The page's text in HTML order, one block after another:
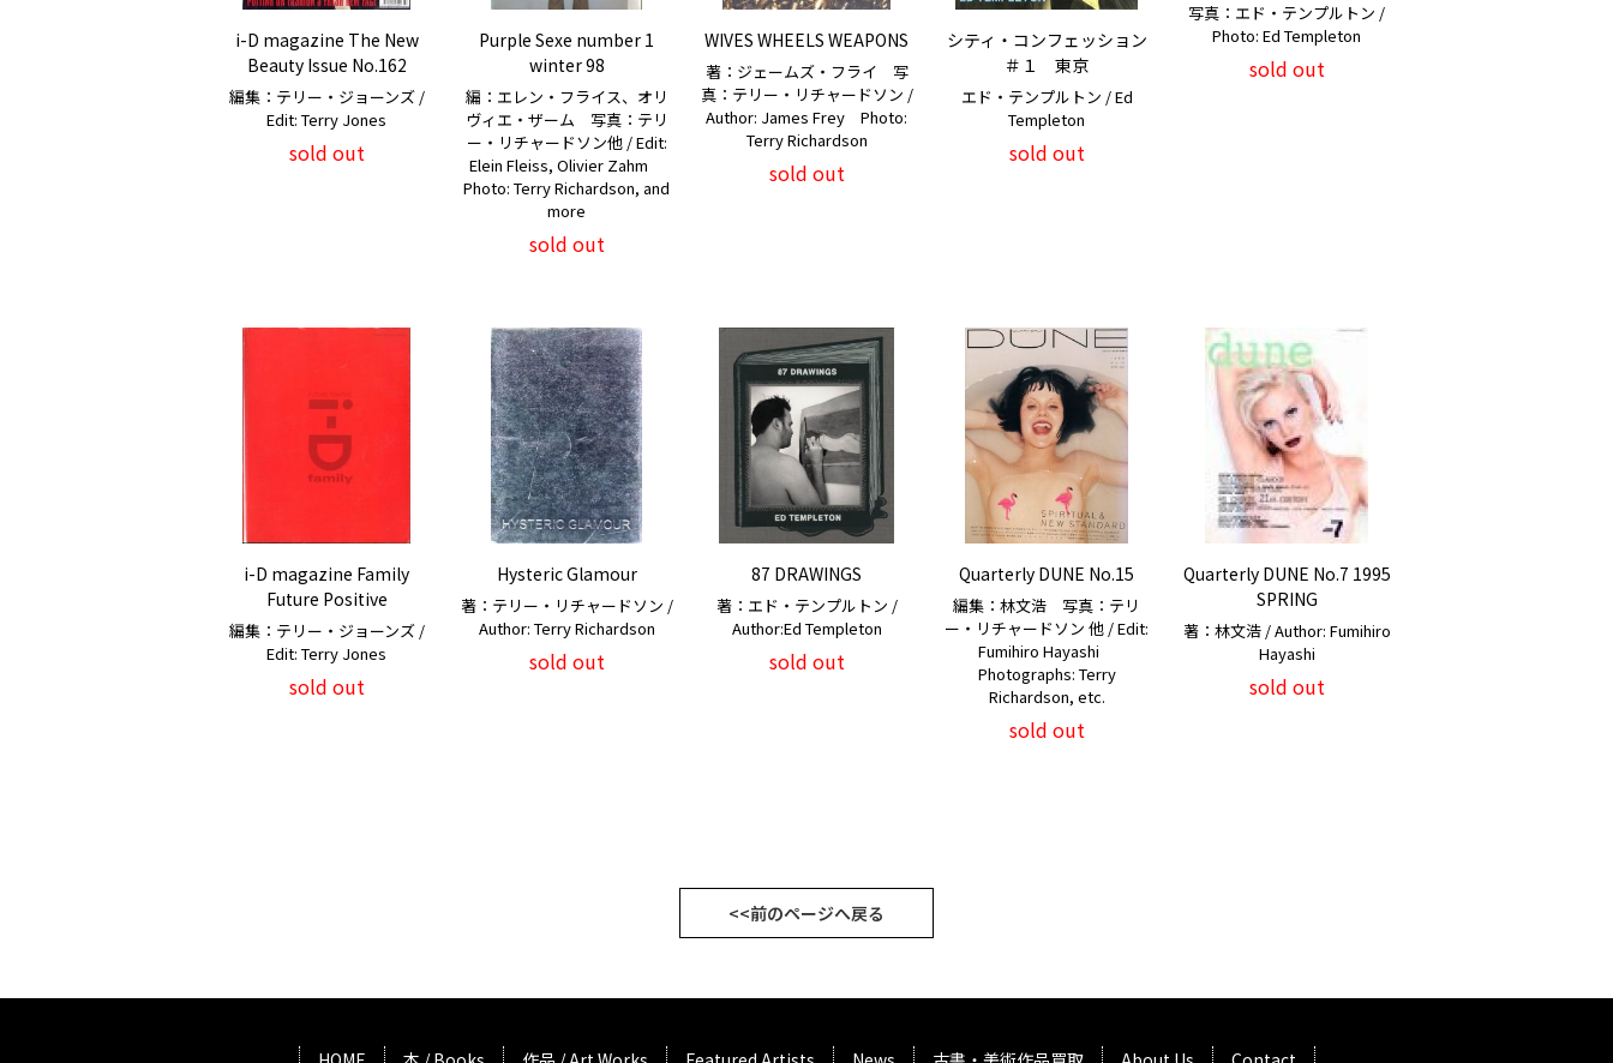
i-D magazine The New
Beauty Issue No.162
編集：テリー・ジョーンズ /
Edit: Terry Jones
sold out
Purple Sexe number 1
winter 98
編：エレン・フライス、オリ
ヴィエ・ザーム 写真：テリ
ー・リチャードソン他 / Edit:
Elein Fleiss, Olivier Zahm
Photo: Terry Richardson, and
more
sold out
WIVES WHEELS WEAPONS
著：ジェームズ・フライ 写
真：テリー・リチャードソン /
Author: James Frey Photo:
Terry Richardson
sold out
シティ・コンフェッション
＃１ 東京
エド・テンプルトン / Ed
Templeton
sold out
写真：エド・テンプルトン /
Photo: Ed Templeton
sold out
i-D magazine Family
Future Positive
編集：テリー・ジョーンズ /
Edit: Terry Jones
sold out
Hysteric Glamour
著：テリー・リチャードソン /
Author: Terry Richardson
sold out
87 DRAWINGS
著：エド・テンプルトン /
Author:Ed Templeton
sold out
Quarterly DUNE No.15
編集：林文浩 写真：テリ
ー・リチャードソン 他 / Edit:
Fumihiro Hayashi
Photographs: Terry
Richardson, etc.
sold out
Quarterly DUNE No.7 1995
SPRING
著：林文浩 / Author: Fumihiro
Hayashi
sold out
<<前のページへ戻る